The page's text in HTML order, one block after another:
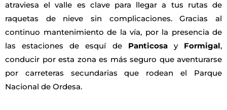
atraviesa el valle es clave para llegar a tus rutas de
raquetas de nieve sin complicaciones. Gracias al
continuo mantenimiento de la vía, por la presencia de
las estaciones de esquí de Panticosay Formigal,
conducir por esta zona es más seguro que aventurarse
por carreteras secundarias que rodean el Parque
Nacional de Ordesa.